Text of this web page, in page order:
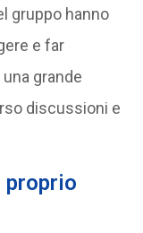
gruppo hanno
e far
grande
discussioni e
proprio